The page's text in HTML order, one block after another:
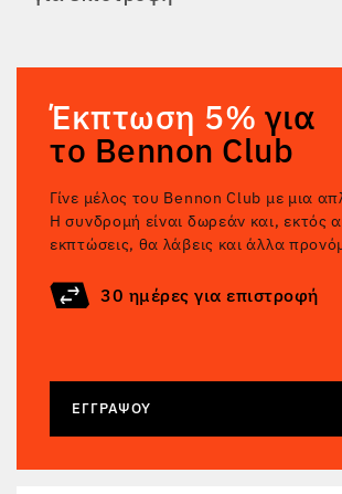
Έκπτωση 5% για
το Bennon Club
Γίνε μέλος του Bennon Club με μια
Η συνδρομή είναι δωρεάν και, εκτός
εκπτώσεις, θα λάβεις και άλλα
30 ημέρες για επιστροφή
ΕΓΓΡΆΨΟΥ